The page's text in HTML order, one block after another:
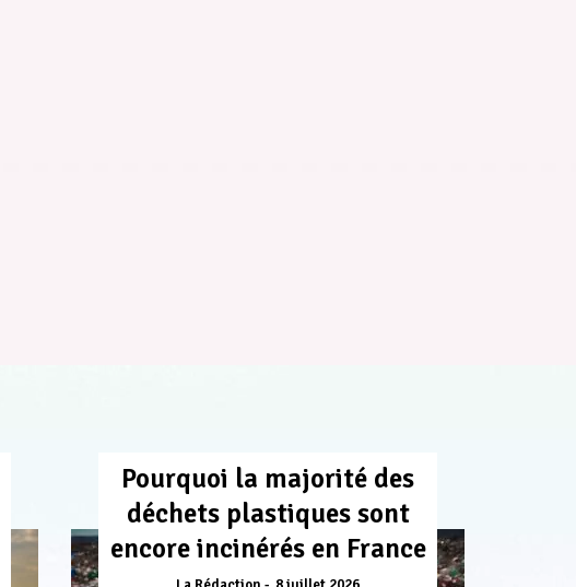
Pourquoi la majorité des
déchets plastiques sont
encore incinérés en France